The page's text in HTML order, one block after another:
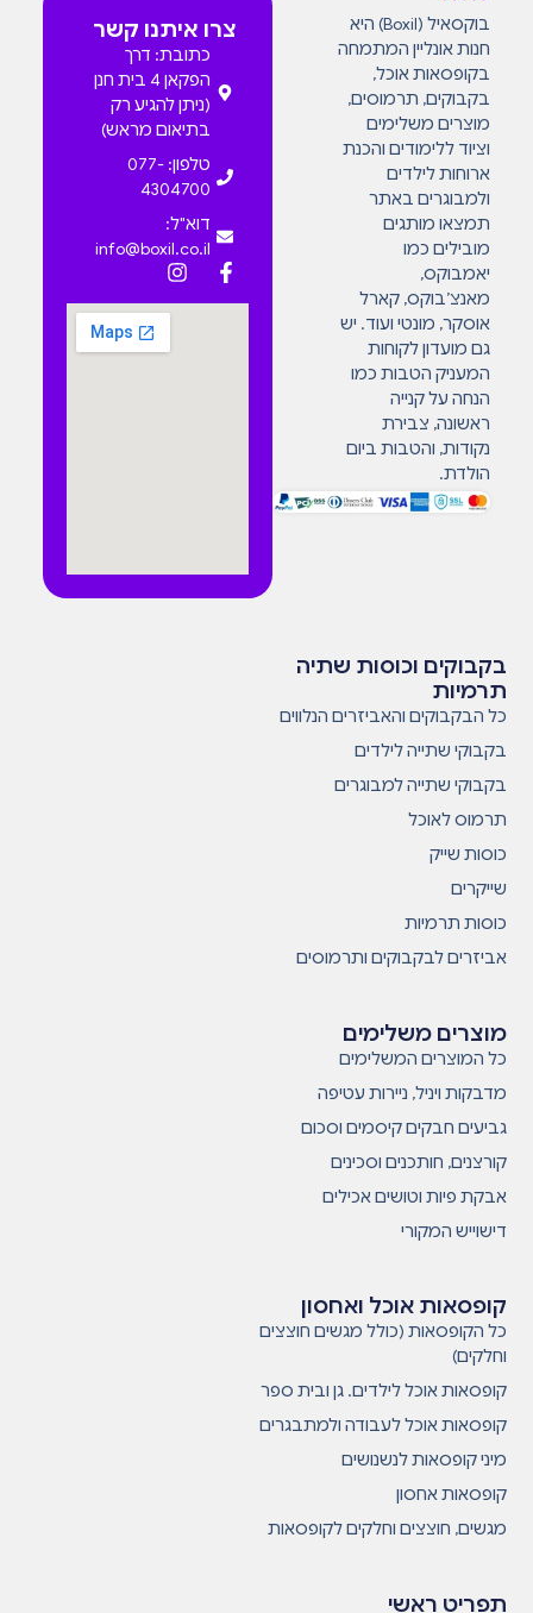
בוקסאיל (Boxil) היא
חנות אונליין המתמחה
בקופסאות אוכל,
בקבוקים, תרמוסים,
מוצרים משלימים
וציוד ללימודים והכנת
ארוחות לילדים
ולמבוגרים באתר
תמצאו מותגים
מובילים כמו
יאמבוקס,
מאנצ’בוקס, קארל
אוסקר, מונטי ועוד. יש
גם מועדון לקוחות
המעניק הטבות כמו
הנחה על קנייה
ראשונה, צבירת
נקודות, והטבות ביום
הולדת.
צרו איתנו קשר
כתובת: דרך
הפקאן 4 בית חנן
(ניתן להגיע רק
בתיאום מראש)
טלפון: 077-
4304700
דוא"ל:
info@boxil.co.il
תפריט ראשי
קופסאות אוכל ואחסון
כל הקופסאות (כולל מגשים חוצצים
וחלקים)
קופסאות אוכל לילדים. גן ובית ספר
קופסאות אוכל לעבודה ולמתבגרים
מיני קופסאות לנשנושים
קופסאות אחסון
מגשים, חוצצים וחלקים לקופסאות
מוצרים משלימים
כל המוצרים המשלימים
מדבקות ויניל, ניירות עטיפה
גביעים חבקים קיסמים וסכום
קורצנים, חותכנים וסכינים
אבקת פיות וטושים אכילים
דישוייש המקורי
בקבוקים וכוסות שתיה
תרמיות
כל הבקבוקים והאביזרים הנלווים
בקבוקי שתייה לילדים
בקבוקי שתייה למבוגרים
תרמוס לאוכל
כוסות שייק
שייקרים
כוסות תרמיות
אביזרים לבקבוקים ותרמוסים